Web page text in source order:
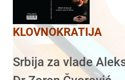
KLOVNOKRATIJA
Srbija za vlade